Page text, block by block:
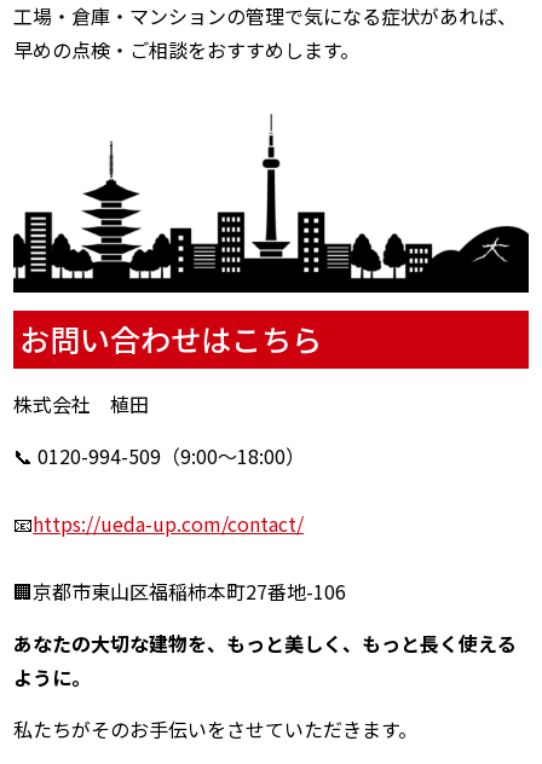
工場・倉庫・マンションの管理で気になる症状があれば、
早めの点検・ご相談をおすすめします。
お問い合わせはこちら
株式会社 植田
📞 0120-994-509（9:00〜18:00）
📧https://ueda-up.com/contact/
🏢京都市東山区福稲柿本町27番地-106
あなたの大切な建物を、もっと美しく、もっと長く使える
ように。
私たちがそのお手伝いをさせていただきます。